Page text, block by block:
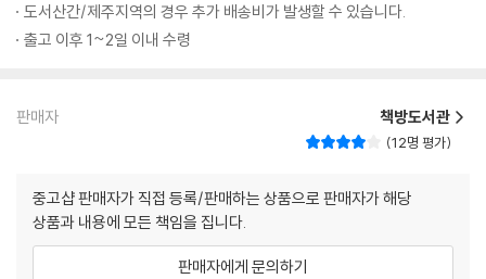
도서산간/제주지역의 경우 추가 배송비가 발생할 수 있습니다.
출고 이후 1~2일 이내 수령
판매자 책방도서관
12명 평가
중고샵 판매자가 직접 등록/판매하는 상품으로 판매자가 해당
상품과 내용에 모든 책임을 집니다.
판매자에게 문의하기